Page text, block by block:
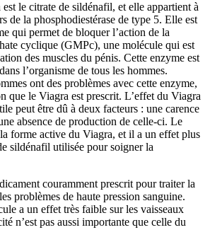
le citrate de sildénafil, et elle appartient à
de la phosphodiestérase de type 5. Elle est
qui permet de bloquer l’action de la
cyclique (GMPc), une molécule qui est
des muscles du pénis. Cette enzyme est
l’organisme de tous les hommes.
ont des problèmes avec cette enzyme,
que le Viagra est prescrit. L’effet du Viagra
peut être dû à deux facteurs : une carence
absence de production de celle-ci. Le
forme active du Viagra, et il a un effet plus
sildénafil utilisée pour soigner la
couramment prescrit pour traiter la
problèmes de haute pression sanguine.
a un effet très faible sur les vaisseaux
n’est pas aussi importante que celle du